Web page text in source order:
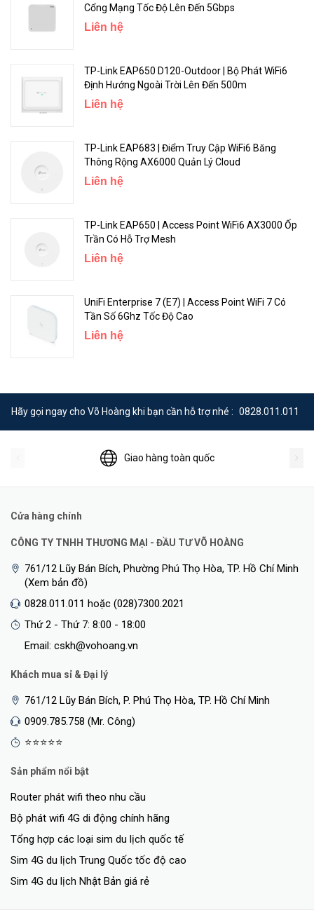
Cổng Mạng Tốc Độ Lên Đến 5Gbps
Liên hệ
TP-Link EAP650 D120-Outdoor | Bộ Phát WiFi6
Định Hướng Ngoài Trời Lên Đến 500m
Liên hệ
TP-Link EAP683 | Điểm Truy Cập WiFi6 Băng
Thông Rộng AX6000 Quản Lý Cloud
Liên hệ
TP-Link EAP650 | Access Point WiFi6 AX3000 Ốp
Trần Có Hỗ Trợ Mesh
Liên hệ
UniFi Enterprise 7 (E7) | Access Point WiFi 7 Có
Tần Số 6Ghz Tốc Độ Cao
Liên hệ
Hãy gọi ngay cho Võ Hoàng khi bạn cần hỗ trợ nhé : 0828.011.011
Giao hàng toàn quốc
Cửa hàng chính
CÔNG TY TNHH THƯƠNG MẠI - ĐẦU TƯ VÕ HOÀNG
761/12 Lũy Bán Bích, Phường Phú Thọ Hòa, TP. Hồ Chí Minh
(Xem bản đồ)
0828.011.011 hoặc (028)7300.2021
Thứ 2 - Thứ 7: 8:00 - 18:00
Email: cskh@vohoang.vn
Khách mua sỉ & Đại lý
761/12 Lũy Bán Bích, P. Phú Thọ Hòa, TP. Hồ Chí Minh
0909.785.758 (Mr. Công)
⭐⭐⭐⭐⭐
Sản phẩm nổi bật
Router phát wifi theo nhu cầu
Bộ phát wifi 4G di động chính hãng
Tổng hợp các loại sim du lịch quốc tế
Sim 4G du lịch Trung Quốc tốc độ cao
Sim 4G du lịch Nhật Bản giá rẻ